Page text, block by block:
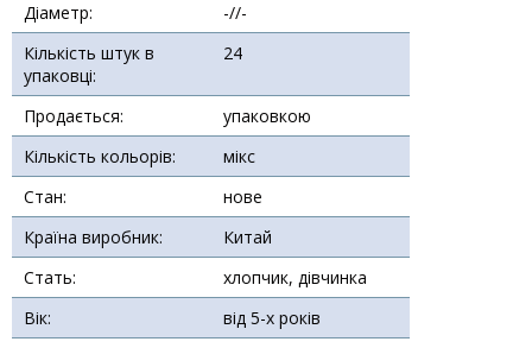
Діаметр:
-//-
Кількість штук в
упаковці:
24
Продається:
упаковкою
Кількість кольорів:
мікс
Стан:
нове
Країна виробник:
Китай
Стать:
хлопчик, дівчинка
Вік:
від 5-х років